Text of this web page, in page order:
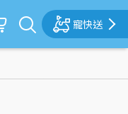
寵快送